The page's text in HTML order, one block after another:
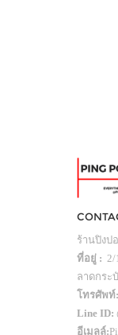
ร้านปิงป
ที่อยู่ : 2/
ลาดกระ
โทรศัพท์:
Line ID:
อีเมลล์: